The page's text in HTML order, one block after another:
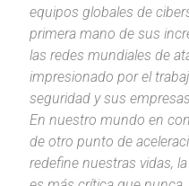
equipos globales de
primera mano de sus
las redes mundiales de
impresionado por el
seguridad y sus
En nuestro mundo en
de otro punto de
redefine nuestras vidas,